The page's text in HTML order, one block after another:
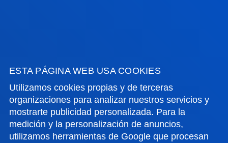
ESTA PÁGINA WEB USA COOKIES
Utilizamos cookies propias y de terceras
organizaciones para analizar nuestros servicios y
mostrarte publicidad personalizada. Para la
medición y la personalización de anuncios,
utilizamos herramientas de Google que procesan
ACTUALIDAD
GESTIONES Y TRÁMITES